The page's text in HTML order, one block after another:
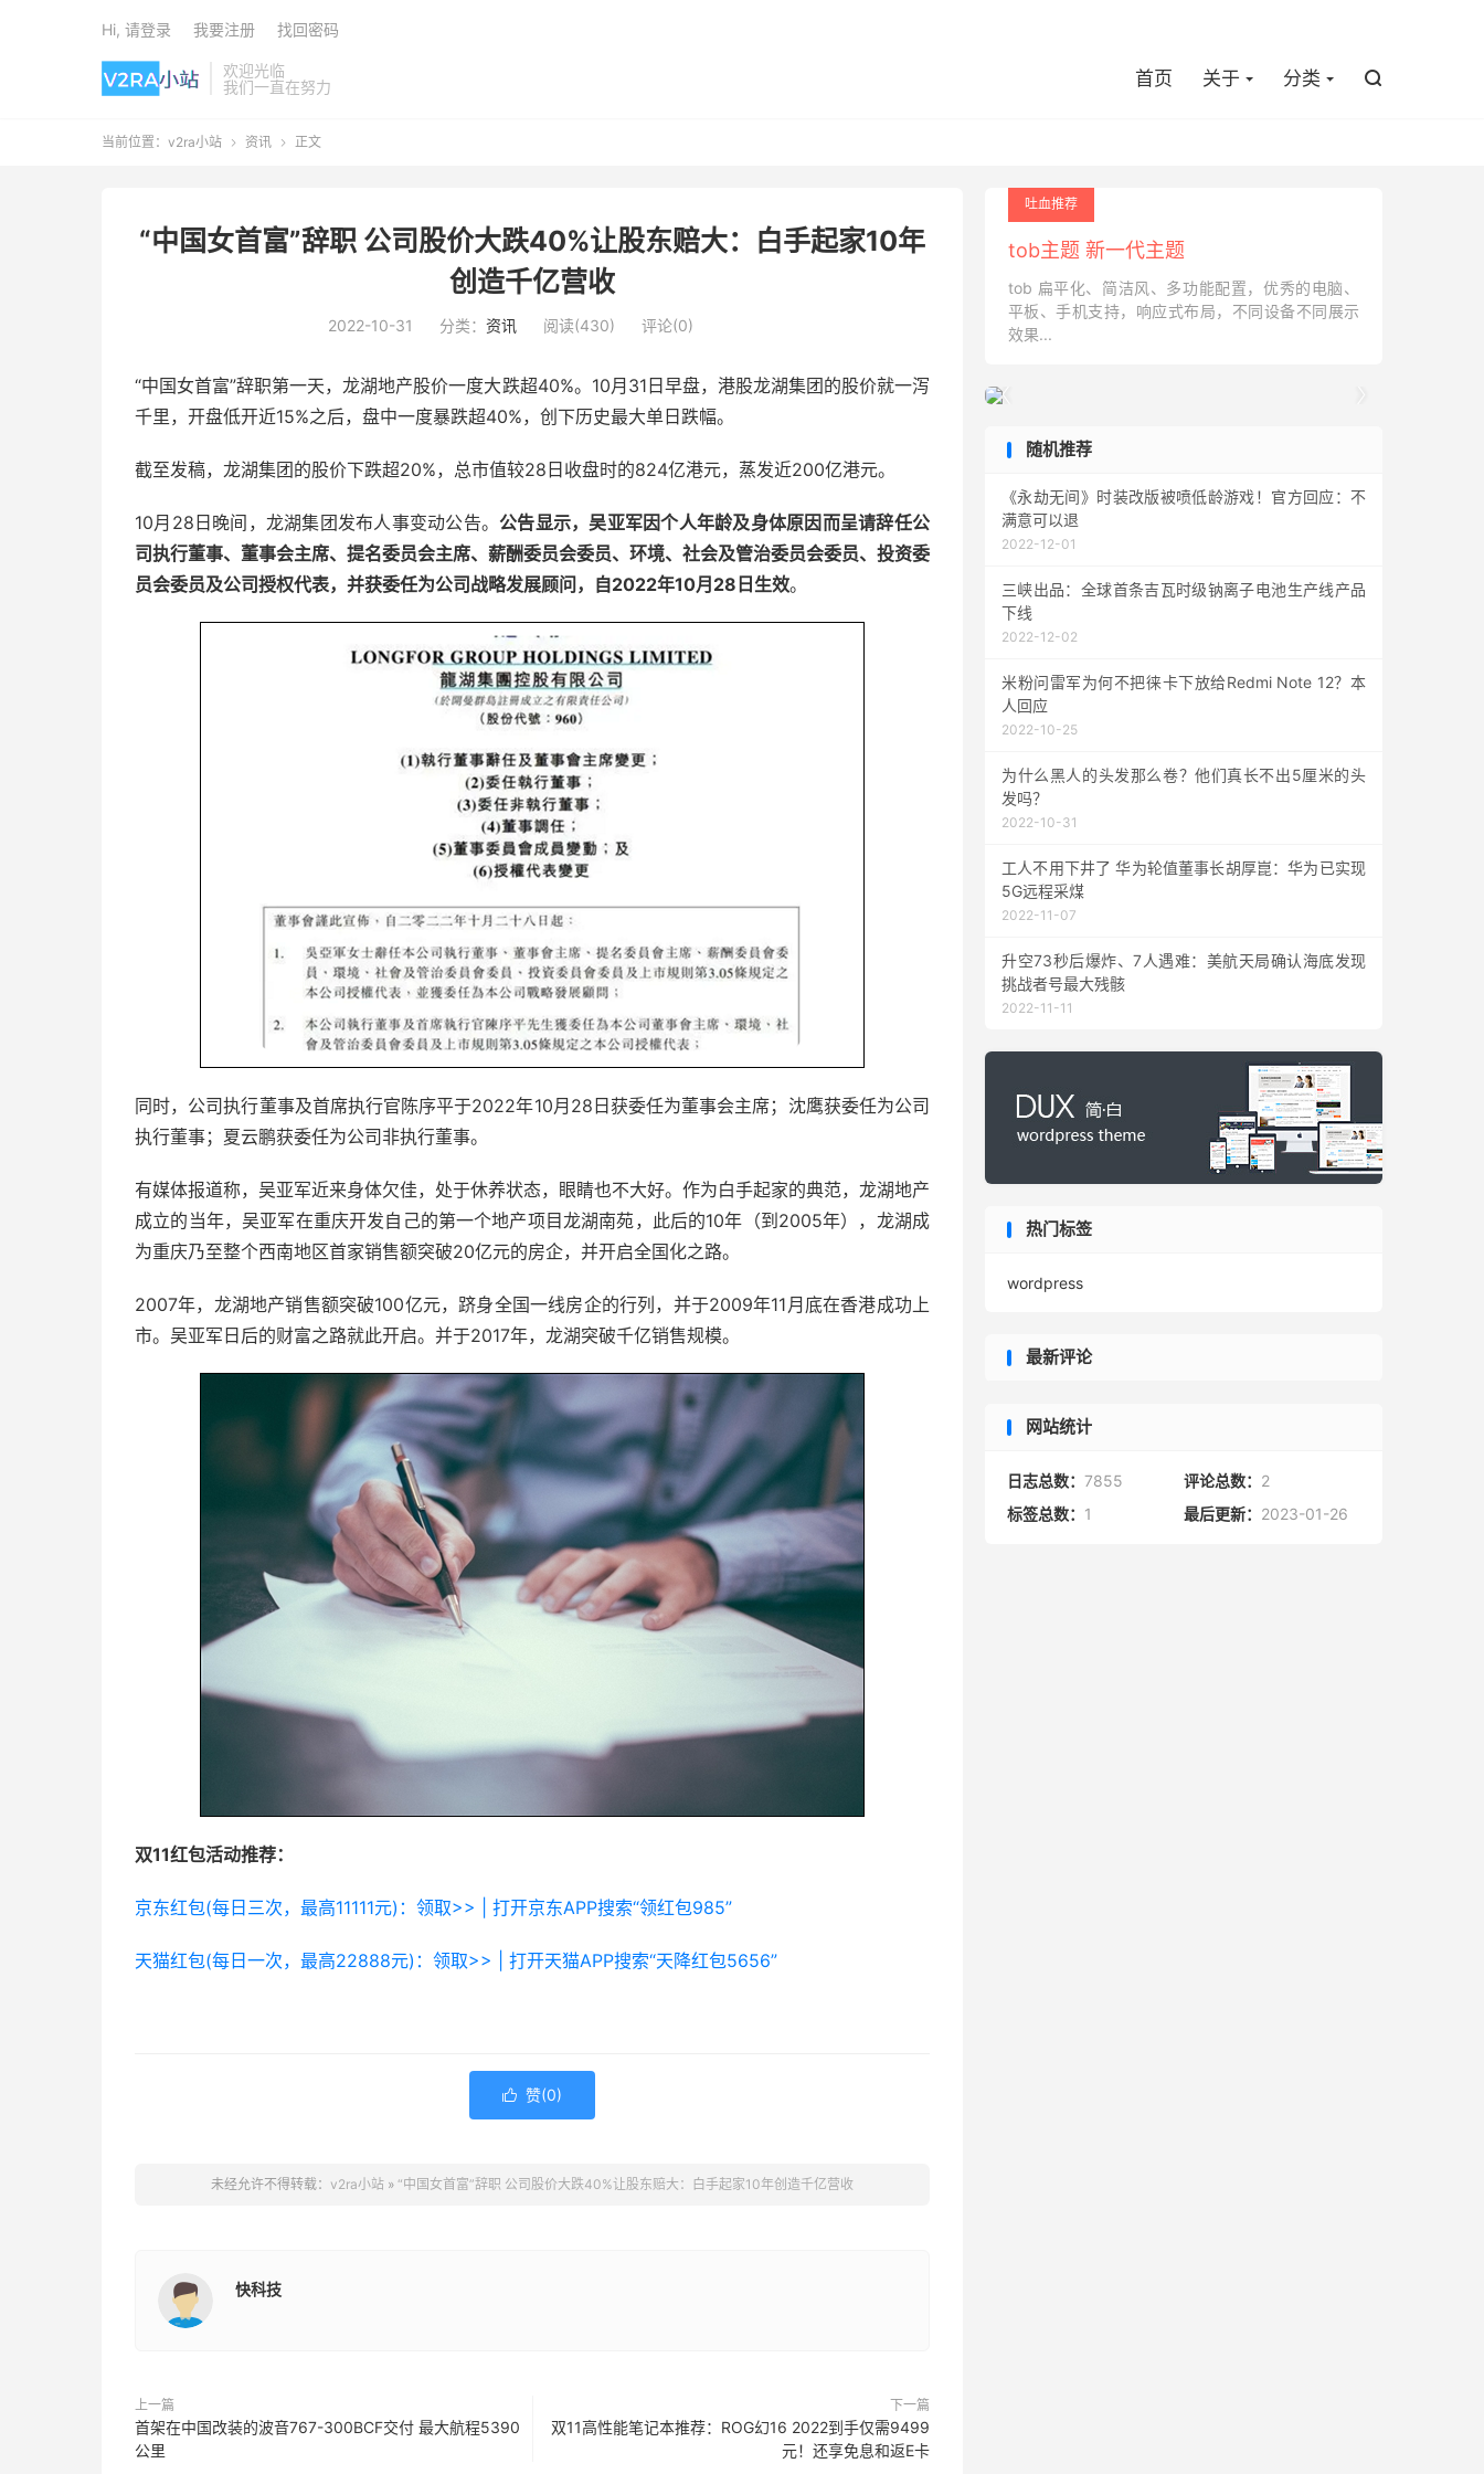
欢迎光临
我们一直在努力
首页 关于 分类 
Hi, 请登录 我要注册 找回密码
当前位置： v2ra小站  资讯  正文
“中国女首富”辞职 公司股价大跌40%让股东赔大：白手起家10年
创造千亿营收
2022-10-31 分类： 资讯 阅读(430) 评论(0)
“中国女首富”辞职第一天，龙湖地产股价一度大跌超40%。10月31日早盘，港股龙湖集团的股价就一泻
千里，开盘低开近15%之后，盘中一度暴跌超40%，创下历史最大单日跌幅。
截至发稿，龙湖集团的股价下跌超20%，总市值较28日收盘时的824亿港元，蒸发近200亿港元。
10月28日晚间，龙湖集团发布人事变动公告。 公告显示，吴亚军因个人年龄及身体原因而呈请辞任公
司执行董事、董事会主席、提名委员会主席、薪酬委员会委员、环境、社会及管治委员会委员、投资委
员会委员及公司授权代表，并获委任为公司战略发展顾问，自2022年10月28日生效。
同时，公司执行董事及首席执行官陈序平于2022年10月28日获委任为董事会主席；沈鹰获委任为公司
执行董事；夏云鹏获委任为公司非执行董事。
有媒体报道称，吴亚军近来身体欠佳，处于休养状态，眼睛也不大好。作为白手起家的典范，龙湖地产
成立的当年，吴亚军在重庆开发自己的第一个地产项目龙湖南苑，此后的10年（到2005年），龙湖成
为重庆乃至整个西南地区首家销售额突破20亿元的房企，并开启全国化之路。
2007年，龙湖地产销售额突破100亿元，跻身全国一线房企的行列，并于2009年11月底在香港成功上
市。吴亚军日后的财富之路就此开启。并于2017年，龙湖突破千亿销售规模。
双11红包活动推荐：
京东红包(每日三次，最高11111元)：领取>> | 打开京东APP搜索“领红包985”
天猫红包(每日一次，最高22888元)：领取>> | 打开天猫APP搜索“天降红包5656”
 赞(0)
未经允许不得转载： v2ra小站 » “中国女首富”辞职 公司股价大跌40%让股东赔大：白手起家10年创造千亿营收
快科技
上一篇
首架在中国改装的波音767-300BCF交付 最大航程5390
公里
下一篇
双11高性能笔记本推荐：ROG幻16 2022到手仅需9499
元！还享免息和返E卡
吐血推荐
tob主题 新一代主题
tob 扁平化、简洁风、多功能配置，优秀的电脑、
平板、手机支持，响应式布局，不同设备不同展示
效果...

随机推荐
《永劫无间》时装改版被喷低龄游戏！官方回应：不
满意可以退
2022-12-01
三峡出品：全球首条吉瓦时级钠离子电池生产线产品
下线
2022-12-02
米粉问雷军为何不把徕卡下放给Redmi Note 12？本
人回应
2022-10-25
为什么黑人的头发那么卷？他们真长不出5厘米的头
发吗？
2022-10-31
工人不用下井了 华为轮值董事长胡厚崑：华为已实现
5G远程采煤
2022-11-07
升空73秒后爆炸、7人遇难：美航天局确认海底发现
挑战者号最大残骸
2022-11-11
热门标签
wordpress
最新评论
网站统计
日志总数： 7855 评论总数： 2
标签总数： 1 最后更新： 2023-01-26